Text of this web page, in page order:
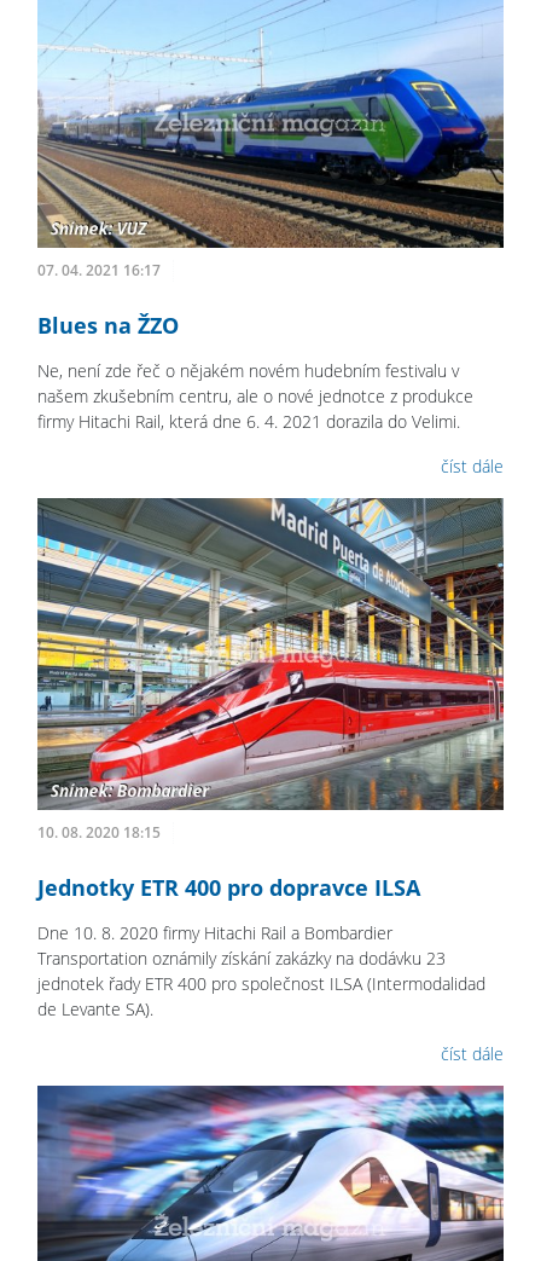
07. 04. 2021 16:17
Blues na ŽZO
Ne, není zde řeč o nějakém novém hudebním festivalu v
našem zkušebním centru, ale o nové jednotce z produkce
firmy Hitachi Rail, která dne 6. 4. 2021 dorazila do Velimi.
číst dále
10. 08. 2020 18:15
Jednotky ETR 400 pro dopravce ILSA
Dne 10. 8. 2020 firmy Hitachi Rail a Bombardier
Transportation oznámily získání zakázky na dodávku 23
jednotek řady ETR 400 pro společnost ILSA (Intermodalidad
de Levante SA).
číst dále